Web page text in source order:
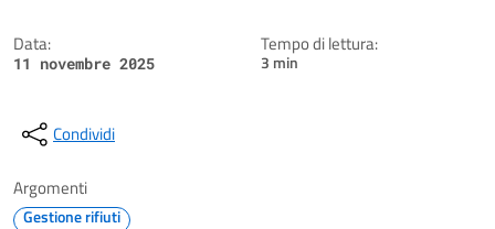
Data:
11 novembre 2025
Tempo di lettura:
3 min
Condividi
Argomenti
Gestione rifiuti